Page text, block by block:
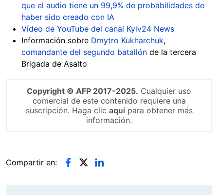
que el audio tiene un 99,9% de probabilidades de
haber sido creado con IA
Vídeo de YouTube del canal Kyiv24 News
Información sobre Dmytro Kukharchuk,
comandante del segundo batallón de la tercera
Brigada de Asalto
Copyright © AFP 2017-2025. Cualquier uso
comercial de este contenido requiere una
suscripción. Haga clic aquípara obtener más
información.
Compartir en: